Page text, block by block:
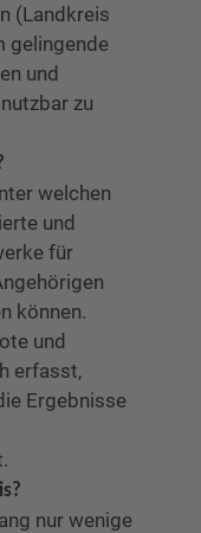
(Landkreis
gelingende
und
zu
welchen
und
für
können.
und
erfasst,
Ergebnisse
nur wenige